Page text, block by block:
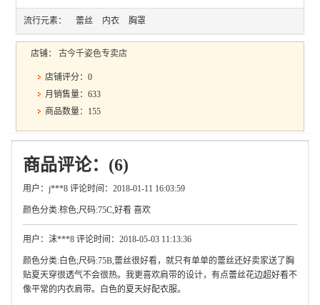
流行元素： 蕾丝 内衣 胸罩
店铺： 古今千姿色专卖店
店铺评分：0
月销售量：633
商品数量：155
商品评论：(6)
用户：j***8 评论时间：2018-01-11 16:03:59
颜色分类:棕色;尺码:75C,好看 喜欢
用户：沫***8 评论时间：2018-05-03 11:13:36
颜色分类:白色;尺码:75B,蕾丝很好看，就只有单单的蕾丝还好卖家送了胸
贴夏天穿很透气不会很热。我更喜欢肩带的设计，有点蕾丝花边超好看不
像平常的内衣肩带。白色的夏天好配衣服。